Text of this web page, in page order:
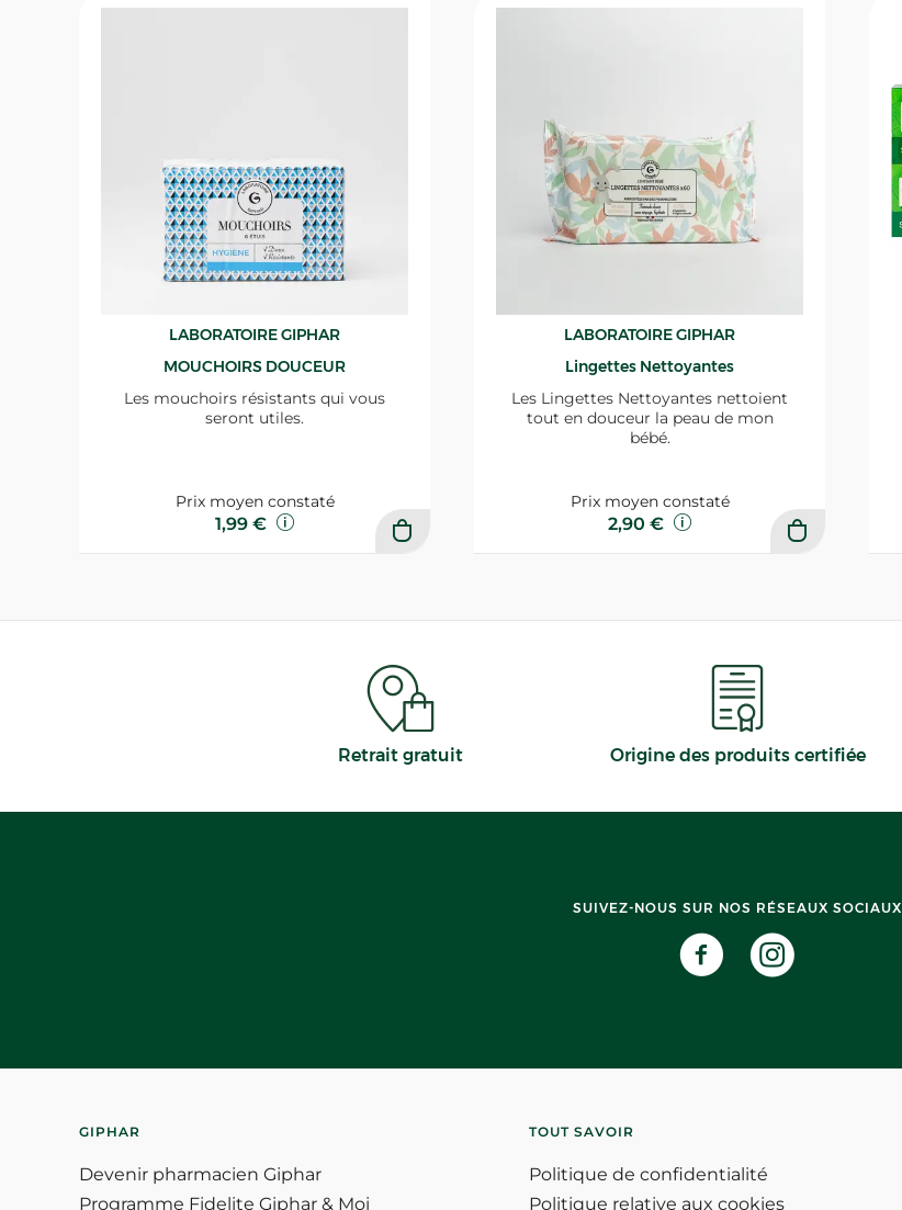
LABORATOIRE GIPHAR
MOUCHOIRS DOUCEUR
Les mouchoirs résistants qui vous
seront utiles.
Prix moyen constaté
1,99 €
LABORATOIRE GIPHAR
Lingettes Nettoyantes
Les Lingettes Nettoyantes nettoient
tout en douceur la peau de mon
bébé.
Prix moyen constaté
2,90 €
Retrait gratuit Origine des produits certifiée
SUIVEZ-NOUS SUR NOS RÉSEAUX SOCIAUX
GIPHAR
Devenir pharmacien Giphar
Programme Fidelite Giphar & Moi
TOUT SAVOIR
Politique de confidentialité
Politique relative aux cookies